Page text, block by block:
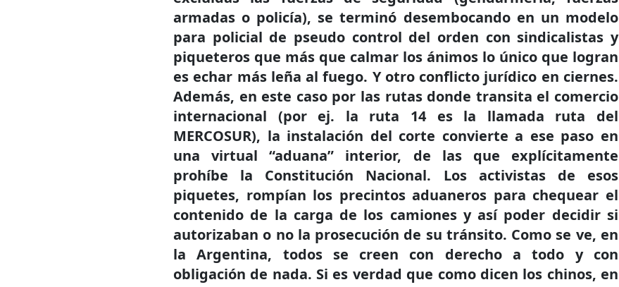
armadas o policía), se terminó desembocando en un modelo
para policial de pseudo control del orden con sindicalistas y
piqueteros que más que calmar los ánimos lo único que logran
es echar más leña al fuego. Y otro conflicto jurídico en ciernes.
Además, en este caso por las rutas donde transita el comercio
internacional (por ej. la ruta 14 es la llamada ruta del
MERCOSUR), la instalación del corte convierte a ese paso en
una virtual “aduana” interior, de las que explícitamente
prohíbe la Constitución Nacional. Los activistas de esos
piquetes, rompían los precintos aduaneros para chequear el
contenido de la carga de los camiones y así poder decidir si
autorizaban o no la prosecución de su tránsito. Como se ve, en
la Argentina, todos se creen con derecho a todo y con
obligación de nada. Si es verdad que como dicen los chinos, en